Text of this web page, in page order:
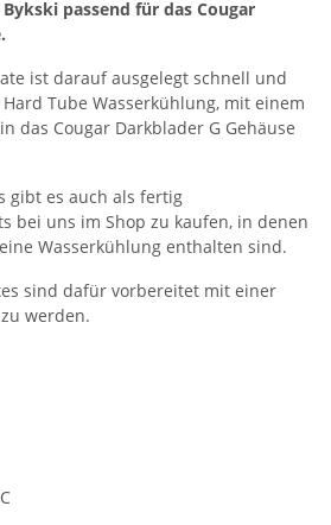
passend für das Cougar
ist darauf ausgelegt schnell und
Tube Wasserkühlung, mit einem
das Cougar Darkblader G Gehäuse
gibt es auch als fertig
bei uns im Shop zu kaufen, in denen
Wasserkühlung enthalten sind.
sind dafür vorbereitet mit einer
werden.